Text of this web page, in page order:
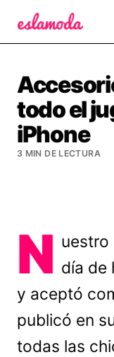
todo el
iPhone
3 MIN DE LECTURA
N uestro
día de
y aceptó
publicó en
todas las